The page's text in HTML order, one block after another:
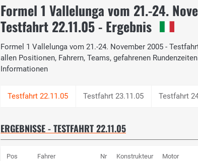
Formel 1 Vallelunga vom 21.-24.
Testfahrt 22.11.05 - Ergebnis
Formel 1 Vallelunga vom 21.-24. November 2005 -
allen Positionen, Fahrern, Teams, gefahrenen
Informationen
Testfahrt 23.11.05 Testfahrt
ERGEBNISSE - TESTFAHRT 22.11.05
Pos Fahrer Nr Konstrukteur Motor